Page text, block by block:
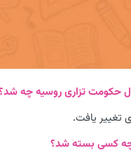
تغییر یافت.